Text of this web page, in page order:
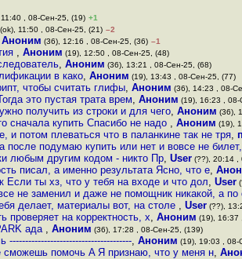
, 08-Сен-25, (19) +1
11:50 , 08-Сен-25, (21) –2
Аноним (36), 12:16 , 08-Сен-25, (36) –1
, Аноним (19), 12:50 , 08-Сен-25, (48)
, Аноним (36), 13:21 , 08-Сен-25, (68)
в како, Аноним (19), 13:43 , 08-Сен-25, (77)
чтобы считать глифы, Аноним (36), 14:23 , 08-
это пустая трата врем, Аноним (19), 16:23 , 08-
получить из строки и для чего, Аноним (36),
сначала купить Спасибо не надо , Аноним (19),
и потом плеваться что в паланкине так не тря,
после подумаю купить или нет и вовсе не
любым другим кодом - никто Пр, User (??), 20:14 ,
писал, а именно результата Ясно, что е,
Если ты хз, что у тебя на входе и что дол, User
не заменил и даже не помощник никакой, а по
делает, материалы вот, на столе , User (??),
на корректность, х, Аноним (19), 16:37
ада , Аноним (36), 17:28 , 08-Сен-25, (139)
, Аноним (19), 19:03 , 08-
помочь A Я признаю, что у меня н,